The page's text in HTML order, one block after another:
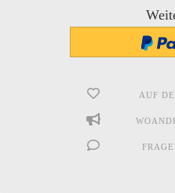
AUF